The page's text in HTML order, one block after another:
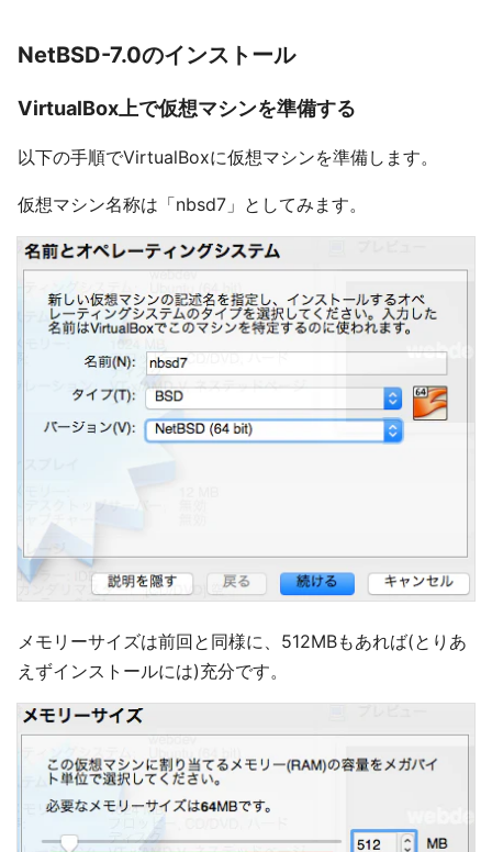
NetBSD-7.0のインストール
VirtualBox上で仮想マシンを準備する
以下の手順でVirtualBoxに仮想マシンを準備します。
仮想マシン名称は「nbsd7」としてみます。
メモリーサイズは前回と同様に、512MBもあれば(とりあ
えずインストールには)充分です。